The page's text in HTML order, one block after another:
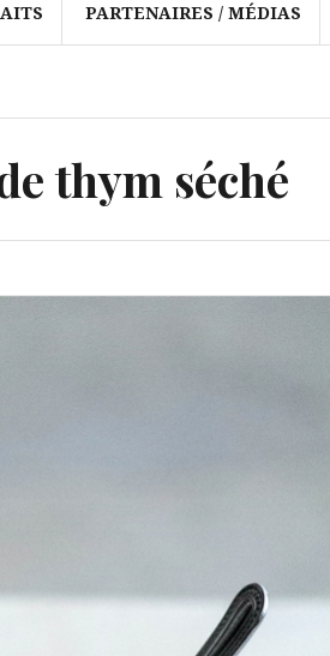
PARTENAIRES / MÉDIAS
thym séché